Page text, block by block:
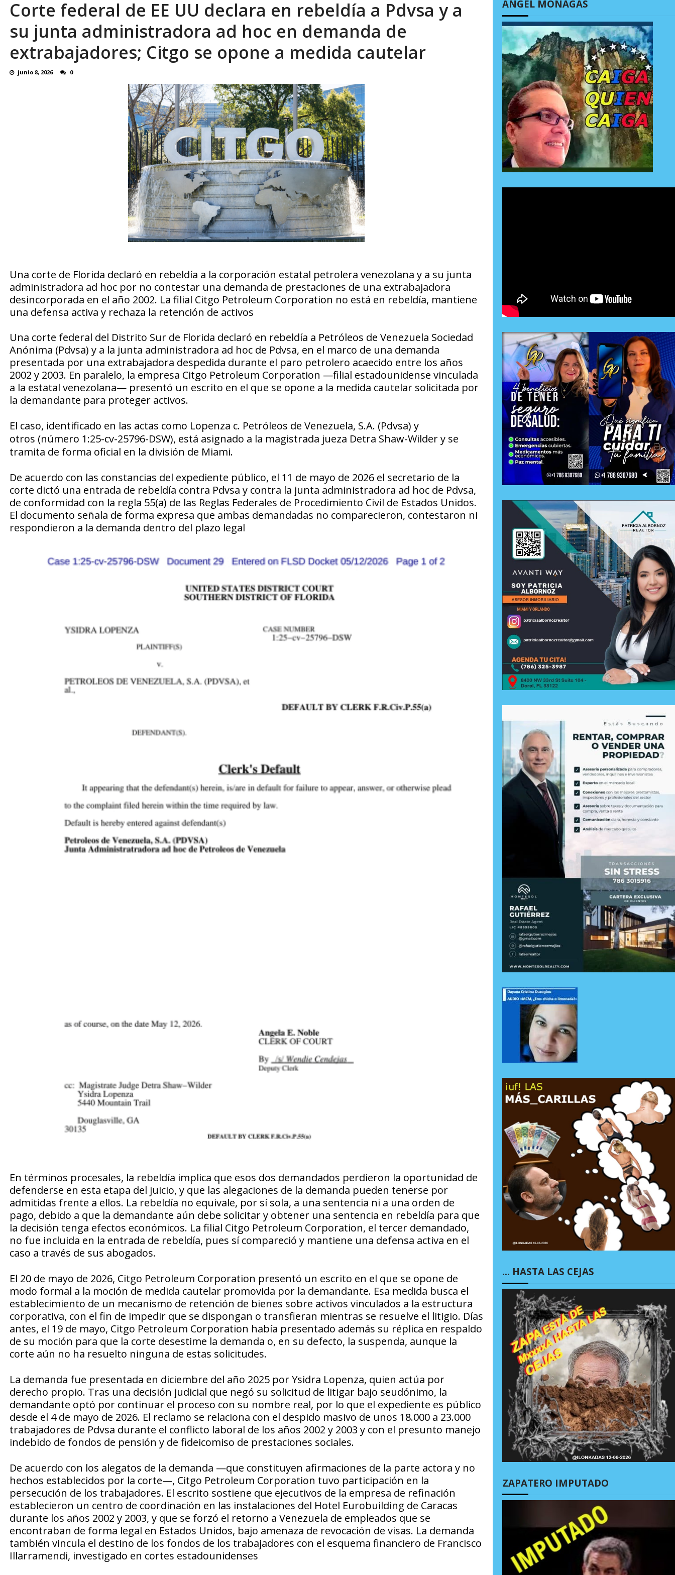
Corte federal de EE UU declara en rebeldía a Pdvsa y a
su junta administradora ad hoc en demanda de
extrabajadores; Citgo se opone a medida cautelar
junio 8, 2026 0
Una corte de Florida declaró en rebeldía a la corporación estatal petrolera venezolana y a su junta
administradora ad hoc por no contestar una demanda de prestaciones de una extrabajadora
desincorporada en el año 2002. La filial Citgo Petroleum Corporation no está en rebeldía, mantiene
una defensa activa y rechaza la retención de activos
Una corte federal del Distrito Sur de Florida declaró en rebeldía a Petróleos de Venezuela Sociedad
Anónima (Pdvsa) y a la junta administradora ad hoc de Pdvsa, en el marco de una demanda
presentada por una extrabajadora despedida durante el paro petrolero acaecido entre los años
2002 y 2003. En paralelo, la empresa Citgo Petroleum Corporation —filial estadounidense vinculada
a la estatal venezolana— presentó un escrito en el que se opone a la medida cautelar solicitada por
la demandante para proteger activos.
El caso, identificado en las actas como Lopenza c. Petróleos de Venezuela, S.A. (Pdvsa) y
otros (número 1:25-cv-25796-DSW), está asignado a la magistrada jueza Detra Shaw-Wilder y se
tramita de forma oficial en la división de Miami.
De acuerdo con las constancias del expediente público, el 11 de mayo de 2026 el secretario de la
corte dictó una entrada de rebeldía contra Pdvsa y contra la junta administradora ad hoc de Pdvsa,
de conformidad con la regla 55(a) de las Reglas Federales de Procedimiento Civil de Estados Unidos.
El documento señala de forma expresa que ambas demandadas no comparecieron, contestaron ni
respondieron a la demanda dentro del plazo legal
En términos procesales, la rebeldía implica que esos dos demandados perdieron la oportunidad de
defenderse en esta etapa del juicio, y que las alegaciones de la demanda pueden tenerse por
admitidas frente a ellos. La rebeldía no equivale, por sí sola, a una sentencia ni a una orden de
pago, debido a que la demandante aún debe solicitar y obtener una sentencia en rebeldía para que
la decisión tenga efectos económicos. La filial Citgo Petroleum Corporation, el tercer demandado,
no fue incluida en la entrada de rebeldía, pues sí compareció y mantiene una defensa activa en el
caso a través de sus abogados.
El 20 de mayo de 2026, Citgo Petroleum Corporation presentó un escrito en el que se opone de
modo formal a la moción de medida cautelar promovida por la demandante. Esa medida busca el
establecimiento de un mecanismo de retención de bienes sobre activos vinculados a la estructura
corporativa, con el fin de impedir que se dispongan o transfieran mientras se resuelve el litigio. Días
antes, el 19 de mayo, Citgo Petroleum Corporation había presentado además su réplica en respaldo
de su moción para que la corte desestime la demanda o, en su defecto, la suspenda, aunque la
corte aún no ha resuelto ninguna de estas solicitudes.
La demanda fue presentada en diciembre del año 2025 por Ysidra Lopenza, quien actúa por
derecho propio. Tras una decisión judicial que negó su solicitud de litigar bajo seudónimo, la
demandante optó por continuar el proceso con su nombre real, por lo que el expediente es público
desde el 4 de mayo de 2026. El reclamo se relaciona con el despido masivo de unos 18.000 a 23.000
trabajadores de Pdvsa durante el conflicto laboral de los años 2002 y 2003 y con el presunto manejo
indebido de fondos de pensión y de fideicomiso de prestaciones sociales.
De acuerdo con los alegatos de la demanda —que constituyen afirmaciones de la parte actora y no
hechos establecidos por la corte—, Citgo Petroleum Corporation tuvo participación en la
persecución de los trabajadores. El escrito sostiene que ejecutivos de la empresa de refinación
establecieron un centro de coordinación en las instalaciones del Hotel Eurobuilding de Caracas
durante los años 2002 y 2003, y que se forzó el retorno a Venezuela de empleados que se
encontraban de forma legal en Estados Unidos, bajo amenaza de revocación de visas. La demanda
también vincula el destino de los fondos de los trabajadores con el esquema financiero de Francisco
Illarramendi, investigado en cortes estadounidenses
ÁNGEL MONAGAS
… HASTA LAS CEJAS
ZAPATERO IMPUTADO